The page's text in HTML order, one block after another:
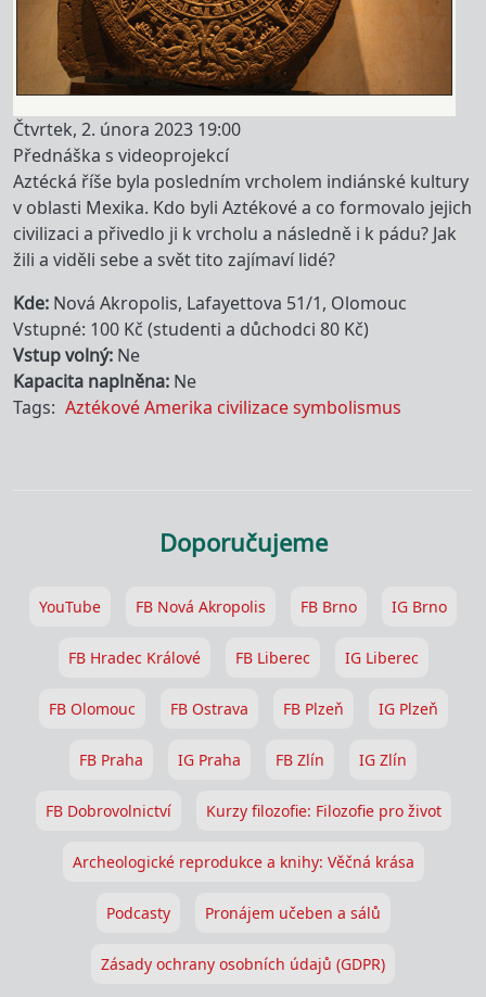
Čtvrtek, 2. února 2023 19:00
Přednáška s videoprojekcí
Aztécká říše byla posledním vrcholem indiánské kultury
v oblasti Mexika. Kdo byli Aztékové a co formovalo jejich
civilizaci a přivedlo ji k vrcholu a následně i k pádu? Jak
žili a viděli sebe a svět tito zajímaví lidé?
Kde Nová Akropolis, Lafayettova 51/1, Olomouc
Vstupné: 100 Kč (studenti a důchodci 80 Kč)
Vstup volný Ne
Kapacita naplněna Ne
Tags
AztékovéAmerika civilizacesymbolismus
Doporučujeme
YouTube FB Nová Akropolis FB Brno IG Brno
FB Hradec Králové FB Liberec IG Liberec
FB Olomouc FB Ostrava FB Plzeň IG Plzeň
FB Praha IG Praha FB Zlín IG Zlín
FB Dobrovolnictví Kurzy filozofie: Filozofie pro život
Archeologické reprodukce a knihy: Věčná krása
Podcasty Pronájem učeben a sálů
Zásady ochrany osobních údajů (GDPR)